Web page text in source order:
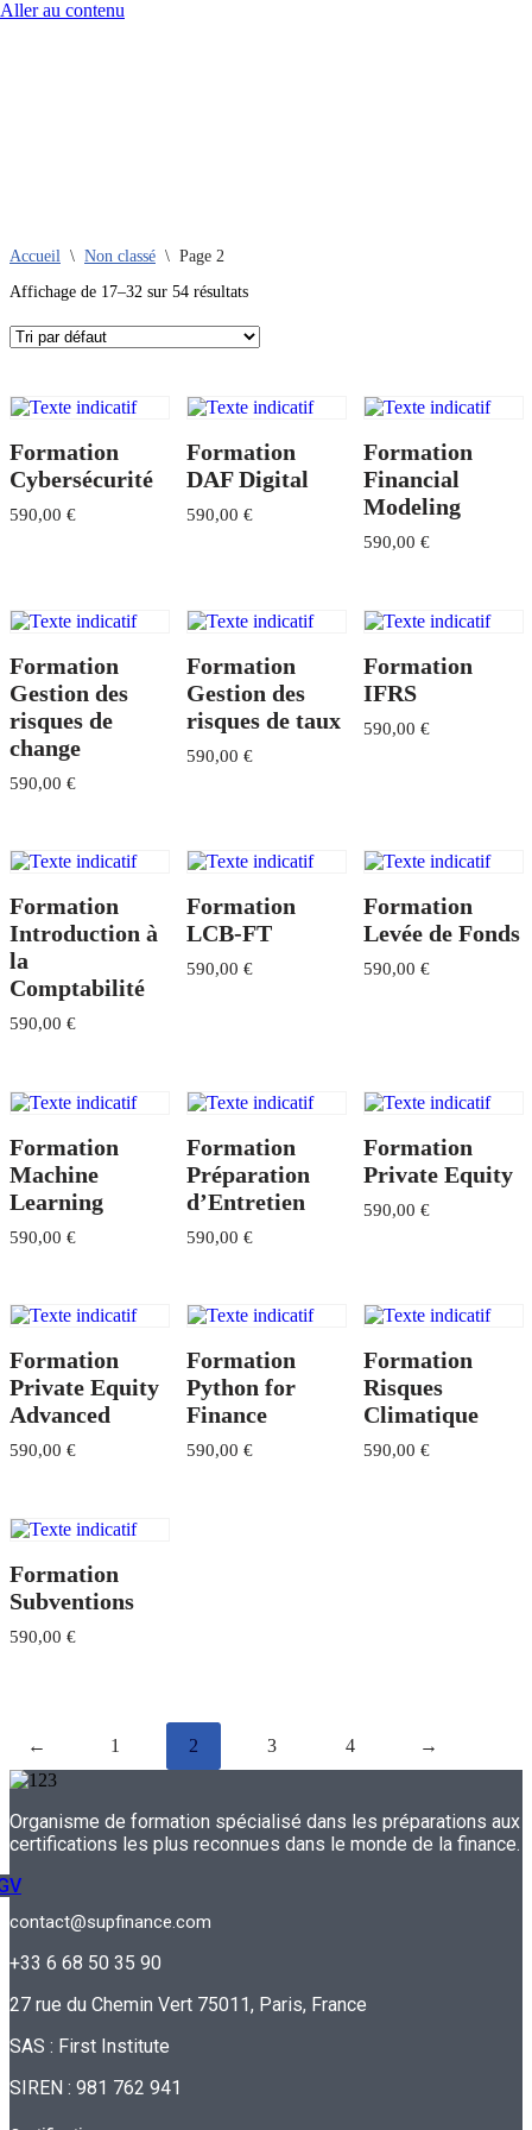
Aller au contenu
Accueil \ Non classé \ Page 2
Affichage de 17–32 sur 54 résultats
Formation
Cybersécurité
590,00 €
Formation
DAF Digital
590,00€
Formation
Financial
Modeling
590,00€
Formation
Gestion des
risques de
change​
590,00 €
Formation
Gestion des
risques de taux​
590,00€
Formation
IFRS
590,00€
Formation
Introduction à
la
Comptabilité
590,00 €
Formation
LCB-FT
590,00€
Formation
Levée de Fonds
590,00€
Formation
Machine
Learning
590,00 €
Formation
Préparation
d’Entretien
590,00€
Formation
Private Equity
590,00€
Formation
Private Equity
Advanced
590,00 €
Formation
Python for
Finance
590,00€
Formation
Risques
Climatique
590,00€
Formation
Subventions
590,00 €
← 1 2 3 4 →
Organisme de formation spécialisé dans les préparations aux
certifications les plus reconnues dans le monde de la finance.
contact@supfinance.com
+33 6 68 50 35 90
27 rue du Chemin Vert 75011, Paris, France
SAS : First Institute
SIREN : 981 762 941